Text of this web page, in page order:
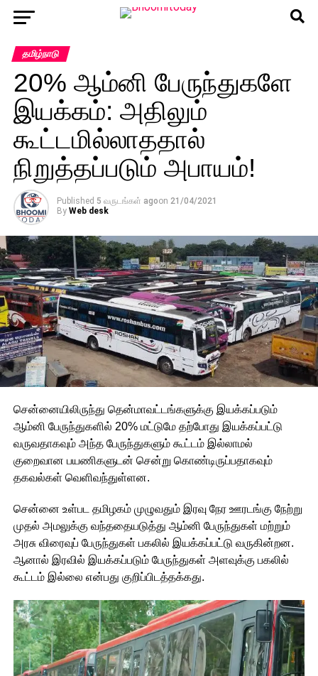
தமிழ்நாடு
20% ஆம்னி பேருந்துகளே
இயக்கம்: அதிலும்
கூட்டமில்லாததால்
நிறுத்தப்படும் அபாயம்!
Published 5 வருடங்கள் agoon 21/04/2021
By Web desk
சென்னையிலிருந்து தென்மாவட்டங்களுக்கு இயக்கப்படும்
ஆம்னி பேருந்துகளில் 20% மட்டுமே தற்போது இயக்கப்பட்டு
வருவதாகவும் அந்த பேருந்துகளும் கூட்டம் இல்லாமல்
குறைவான பயணிகளுடன் சென்று கொண்டிருப்பதாகவும்
தகவல்கள் வெளிவந்துள்ளன.
சென்னை உள்பட தமிழகம் முழுவதும் இரவு நேர ஊரடங்கு நேற்று
முதல் அமலுக்கு வந்ததையடுத்து ஆம்னி பேருந்துகள் மற்றும்
அரசு விரைவுப் பேருந்துகள் பகலில் இயக்கப்பட்டு வருகின்றன.
ஆனால் இரவில் இயக்கப்படும் பேருந்துகள் அளவுக்கு பகலில்
கூட்டம் இல்லை என்பது குறிப்பிடத்தக்கது.